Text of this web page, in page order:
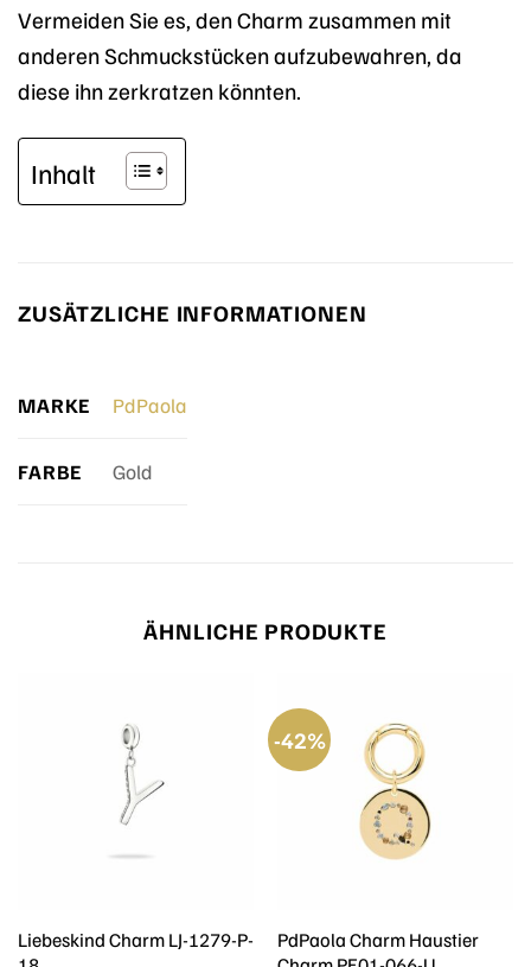
Vermeiden Sie es, den Charm zusammen mit
anderen Schmuckstücken aufzubewahren, da
diese ihn zerkratzen könnten.
Inhalt
ZUSÄTZLICHE INFORMATIONEN
MARKE PdPaola
FARBE Gold
ÄHNLICHE PRODUKTE
Liebeskind Charm LJ-1279-P-
-42%
PdPaola Charm Haustier